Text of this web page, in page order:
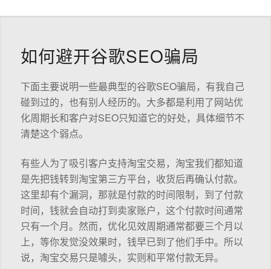
如何避开谷歌SEO骗局
下面主要说明一些最典型的谷歌SEO骗局，有我自己
碰到过的，也有别人经历的。大多都是利用了网站优
化周期长和客户对SEO只知道它的好处，具体细节不
清楚这个弱点。
有些人为了吸引客户支持淘宝交易，淘宝我们都知道
是先把钱转到淘宝第三方平台，收货后再确认付款。
这里却有个漏洞，那就是付款的时间限制，到了付款
时间，钱就会自动打到卖家账户，这个付款时间通常
只有一个月。然而，优化见效周期通常都要三个月以
上，等你发觉没效果时，钱早已到了他们手中。所以
说，淘宝交易只是噱头，实则和平常付款无异。